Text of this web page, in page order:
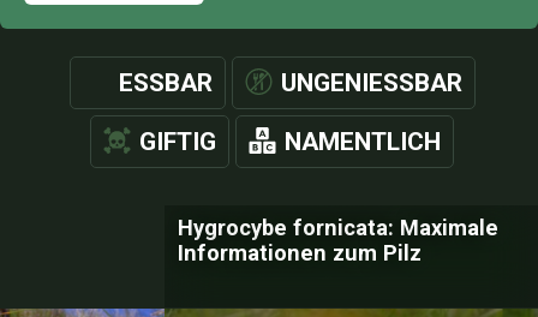
ESSBAR UNGENIESSBAR
GIFTIG NAMENTLICH
Hygrocybe fornicata: Maximale
Informationen zum Pilz